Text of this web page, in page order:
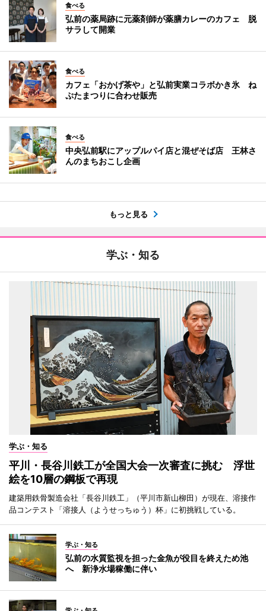
食べる
弘前の薬局跡に元薬剤師が薬膳カレーのカフェ 脱
サラして開業
食べる
カフェ「おかげ茶や」と弘前実業コラボかき氷 ね
ぷたまつりに合わせ販売
食べる
中央弘前駅にアップルパイ店と混ぜそば店 王林さ
んのまちおこし企画
もっと見る
学ぶ・知る
学ぶ・知る
平川・長谷川鉄工が全国大会一次審査に挑む 浮世
絵を10層の鋼板で再現
建築用鉄骨製造会社「長谷川鉄工」（平川市新山柳田）が現在、溶接作
品コンテスト「溶接人（ようせっちゅう）杯」に初挑戦している。
学ぶ・知る
弘前の水質監視を担った金魚が役目を終えため池
へ 新浄水場稼働に伴い